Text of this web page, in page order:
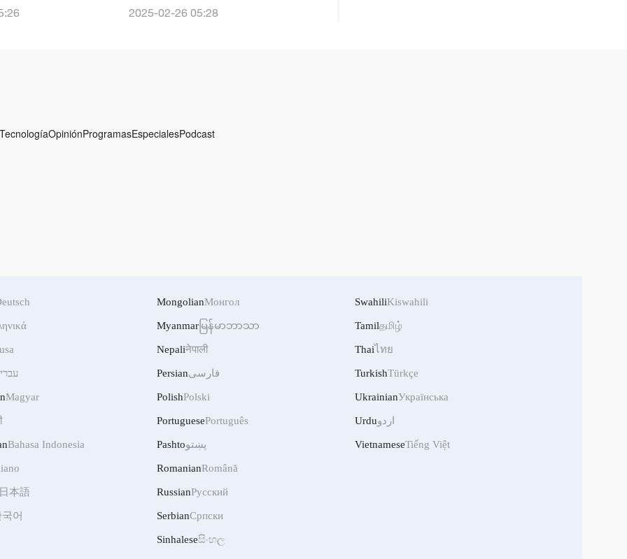
2025-02-26 05:28
TecnologíaOpiniónProgramasEspecialesPodcast
Magyar
Bahasa Indonesia
本語
어
MongolianМонгол
Myanmar မြန်မာဘာသာ
Nepaliनेपाली
Persianفارسی
PolishPolski
PortuguesePortuguês
Pashtoپښتو
RomanianRomână
RussianРусский
SerbianСрпски
Sinhaleseසිංහල
SwahiliKiswahili
Tamilதமிழ்
Thaiไทย
TurkishTürkçe
UkrainianУкраїнська
Urduاردو
VietnameseTiếng Việt